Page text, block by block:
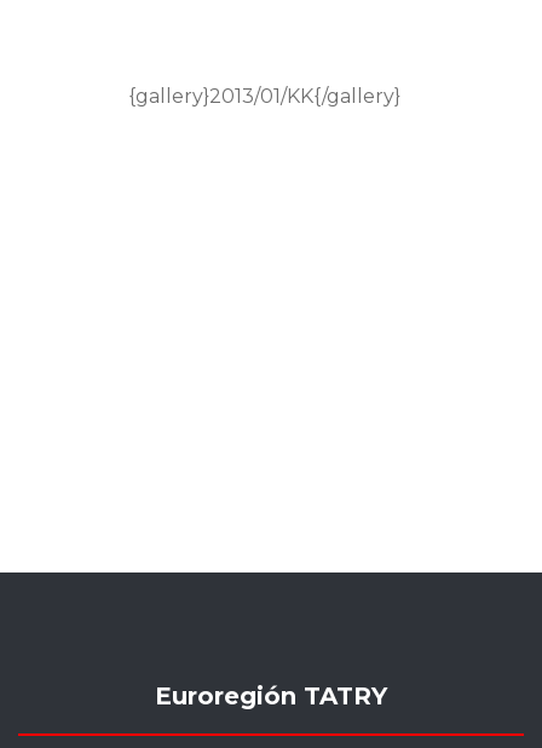
{gallery}2013/01/KK{/gallery}
Euroregión TATRY